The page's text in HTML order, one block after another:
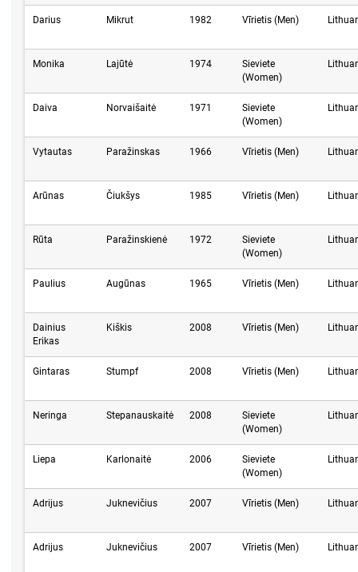
Darius Mikrut 1982 Vīrietis (Men)
Monika Lajūtė 1974
Sieviete
(Women)
Daiva Norvaišaitė 1971
Sieviete
(Women)
Vytautas Paražinskas 1966 Vīrietis (Men)
Arūnas Čiukšys 1985 Vīrietis (Men)
Rūta Paražinskienė 1972
Sieviete
(Women)
Paulius Augūnas 1965 Vīrietis (Men)
Dainius
Erikas
Kiškis 2008 Vīrietis (Men)
Gintaras Stumpf 2008 Vīrietis (Men)
Neringa Stepanauskaitė 2008
Sieviete
(Women)
Liepa Karlonaitė 2006
Sieviete
(Women)
Adrijus Juknevičius 2007 Vīrietis (Men)
Adrijus Juknevičius 2007 Vīrietis (Men)